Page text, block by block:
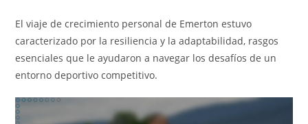
El viaje de crecimiento personal de Emerton estuvo
caracterizado por la resiliencia y la adaptabilidad, rasgos
esenciales que le ayudaron a navegar los desafíos de un
entorno deportivo competitivo.